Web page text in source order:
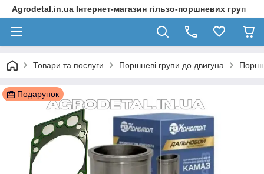
Agrodetal.in.ua Інтернет-магазин гільзо-поршневих груп
Товари та послуги Поршневі групи до двигуна
Подарунок